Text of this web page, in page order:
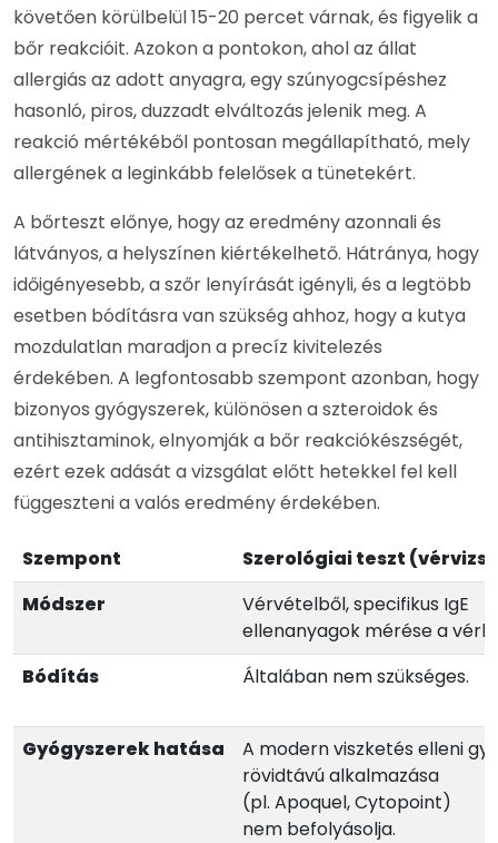
követően körülbelül 15-20 percet várnak, és figyelik a
bőr reakcióit. Azokon a pontokon, ahol az állat
allergiás az adott anyagra, egy szúnyogcsípéshez
hasonló, piros, duzzadt elváltozás jelenik meg. A
reakció mértékéből pontosan megállapítható, mely
allergének a leginkább felelősek a tünetekért.
A bőrteszt előnye, hogy az eredmény azonnali és
látványos, a helyszínen kiértékelhető. Hátránya, hogy
időigényesebb, a szőr lenyírását igényli, és a legtöbb
esetben bódításra van szükség ahhoz, hogy a kutya
mozdulatlan maradjon a precíz kivitelezés
érdekében. A legfontosabb szempont azonban, hogy
bizonyos gyógyszerek, különösen a szteroidok és
antihisztaminok, elnyomják a bőr reakciókészségét,
ezért ezek adását a vizsgálat előtt hetekkel fel kell
függeszteni a valós eredmény érdekében.
Szempont
Szerológiai teszt
Módszer
Vérvételből, specifikus IgE
ellenanyagok mérése a
Bódítás
Általában nem szükséges.
Gyógyszerek hatása
A modern viszketés elleni
rövidtávú alkalmazása
(pl. Apoquel, Cytopoint)
nem befolyásolja.